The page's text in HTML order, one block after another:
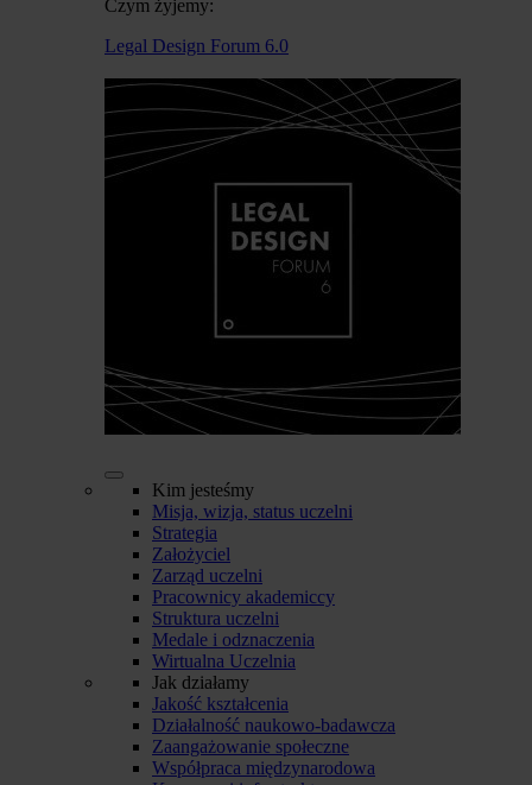
Czym żyjemy:
Legal Design Forum 6.0
Kim jesteśmy
Misja, wizja, status uczelni
Strategia
Założyciel
Zarząd uczelni
Pracownicy akademiccy
Struktura uczelni
Medale i odznaczenia
Wirtualna Uczelnia
Jak działamy
Jakość kształcenia
Działalność naukowo-badawcza
Zaangażowanie społeczne
Współpraca międzynarodowa